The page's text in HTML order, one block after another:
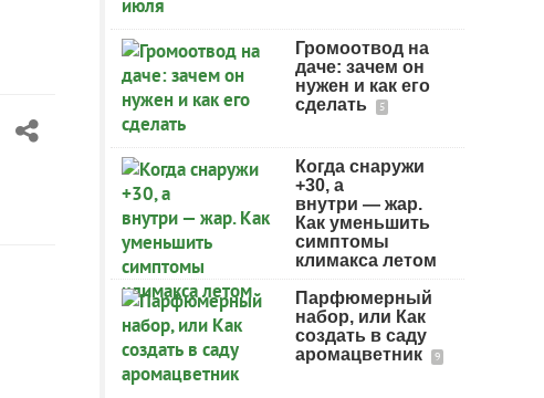
Громоотвод на
даче: зачем он
нужен и как его
сделать
5
Когда снаружи
+30, а
внутри — жар.
Как уменьшить
симптомы
климакса летом
Парфюмерный
набор, или Как
создать в саду
аромацветник
9